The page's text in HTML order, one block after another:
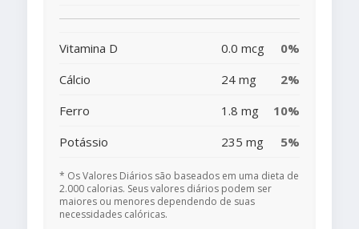
Vitamina D 0.0 mcg
0%
Cálcio
24 mg
2%
Ferro
1.8 mg
10%
Potássio
235 mg 5%
* Os Valores Diários são baseados em uma dieta de
2.000 calorias. Seus valores diários podem ser
maiores ou menores dependendo de suas
necessidades calóricas.